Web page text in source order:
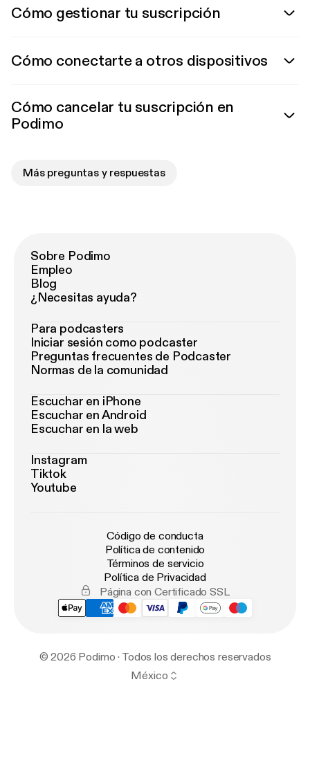
Cómo gestionar tu suscripción
Cómo conectarte a otros dispositivos
Cómo cancelar tu suscripción en
Podimo
Más preguntas y respuestas
Sobre Podimo
Empleo
Blog
¿Necesitas ayuda?
Para podcasters
Iniciar sesión como podcaster
Preguntas frecuentes de Podcaster
Normas de la comunidad
Escuchar en iPhone
Escuchar en Android
Escuchar en la web
Instagram
Tiktok
Youtube
Código de conducta
Política de contenido
Términos de servicio
Política de Privacidad
Página con Certificado SSL
© 2026 Podimo · Todos los derechos reservados
México